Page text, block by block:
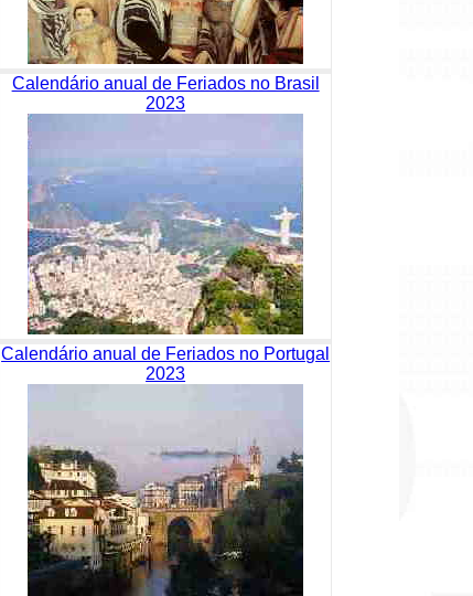
Calendário anual de Feriados no Brasil
2023
Calendário anual de Feriados no Portugal
2023